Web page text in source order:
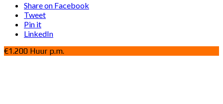
Share on Facebook
Tweet
Pin it
LinkedIn
€1.200 Huur p.m.